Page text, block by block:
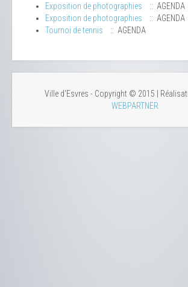
Exposition de photographies
:: AGENDA
Exposition de photographies
:: AGENDA
Tournoi de tennis
:: AGENDA
Ville d'Esvres - Copyright © 2015 |
WEBPARTNER